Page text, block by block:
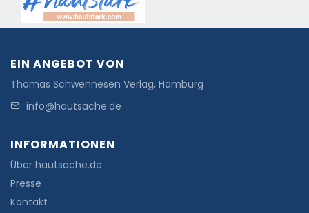
EIN ANGEBOT VON
Thomas Schwennesen Verlag, Hamburg
info@hautsache.de
INFORMATIONEN
Über hautsache.de
Presse
Kontakt